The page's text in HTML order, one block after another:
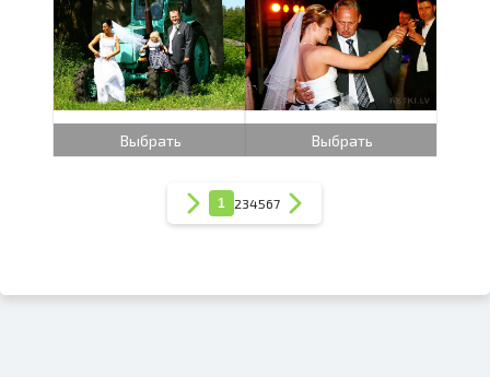
Выбрать Выбрать
1 234567